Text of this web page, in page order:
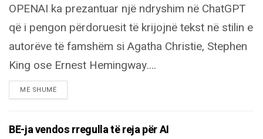
OPENAI ka prezantuar një ndryshim në ChatGPT
që i pengon përdoruesit të krijojnë tekst në stilin e
autorëve të famshëm si Agatha Christie, Stephen
King ose Ernest Hemingway....
MË SHUMËDETAILS
BE-ja vendos rregulla të reja për AI